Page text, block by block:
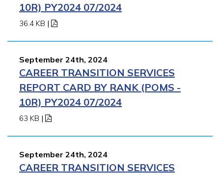
10R) PY2024 07/2024
36.4 KB |
September 24th, 2024
CAREER TRANSITION SERVICES
REPORT CARD BY RANK (POMS -
10R) PY2024 07/2024
63 KB |
September 24th, 2024
CAREER TRANSITION SERVICES